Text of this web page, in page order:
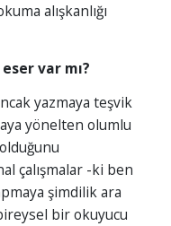
alışkanlığı
var mı?
yazmaya teşvik
yönelten olumlu
çalışmalar -ki ben
şimdilik ara
bir okuyucu